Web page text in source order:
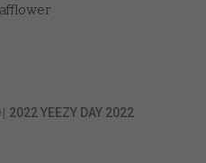
2022 YEEZY DAY 2022